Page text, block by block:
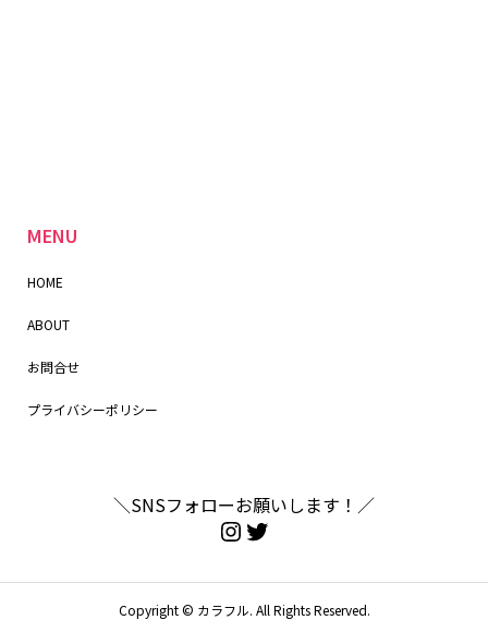
MENU
HOME
ABOUT
お問合せ
プライバシーポリシー
＼SNSフォローお願いします！／
Copyright © カラフル. All Rights Reserved.